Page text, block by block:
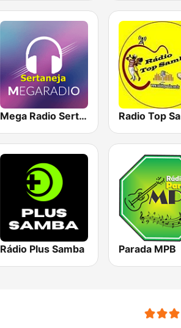
Mega Radio Sertanejo Radio Top
Rádio Plus Samba Parada MPB